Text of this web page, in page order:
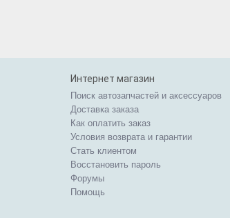
Интернет магазин
Поиск автозапчастей и аксессуаров
Доставка заказа
Как оплатить заказ
Условия возврата и гарантии
Стать клиентом
Восстановить пароль
Форумы
Помощь